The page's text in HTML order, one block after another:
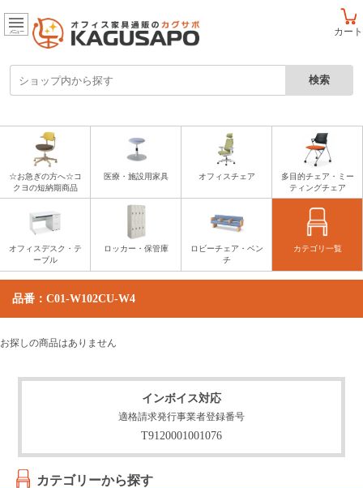
カート
メニュー
☆お急ぎの方へ☆コ
クヨの短納期商品
医療・施設用家具 オフィスチェア
多目的チェア・ミー
ティングチェア
オフィスデスク・テ
ーブル
ロッカー・保管庫
ロビーチェア・ベン
チ
カテゴリ一覧
品番：C01-W102CU-W4
お探しの商品はありません
インボイス対応
適格請求発行事業者登録番号
T9120001001076
カテゴリーから探す